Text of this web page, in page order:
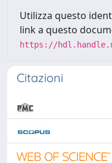
Utilizza questo
link a questo
https://
Citazioni